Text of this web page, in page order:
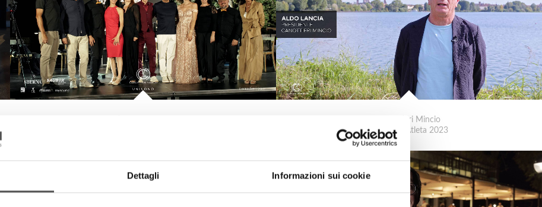
Dettagli Informazioni sui cookie
Canottieri Mincio
Festa dell'Atleta 2023